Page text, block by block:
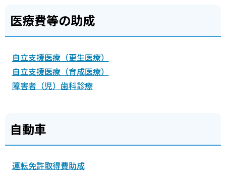
医療費等の助成
自立支援医療（更生医療）
自立支援医療（育成医療）
障害者（児）歯科診療
自動車
運転免許取得費助成